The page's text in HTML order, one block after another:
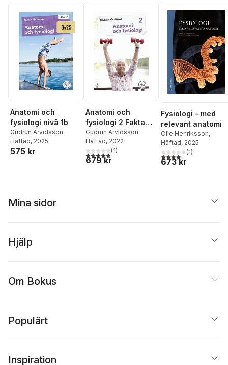
Anatomi och
fysiologi nivå 1b
Gudrun Arvidsson
Häftad, 2025
575 kr
Anatomi och
fysiologi 2 Fakta
och uppgifter
Gudrun Arvidsson
Häftad, 2022
5,0utav 5 stjärnor. Totalt antal röster:
(1)
679 kr
Fysiologi - med
relevant anatomi
Olle Henriksson,
Margareta Rasmusson
Häftad, 2025
4,0utav 5 stjärnor.
(1)
673 kr
Mina sidor
Hjälp
Om Bokus
Populärt
Inspiration